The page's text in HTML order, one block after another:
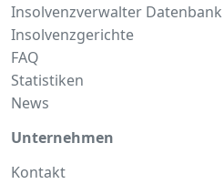
Insolvenzverwalter Datenbank
Insolvenzgerichte
FAQ
Statistiken
News
Unternehmen
Kontakt